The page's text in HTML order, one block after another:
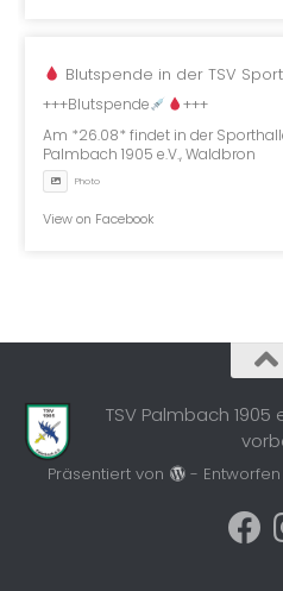
Blutspende in der TSV
+++Blutspende
+++
Am *26.08* findet in der
Palmbach 1905 e.V., Waldbron
Photo
View on Facebook
TSV Palmbach
Präsentiert von -